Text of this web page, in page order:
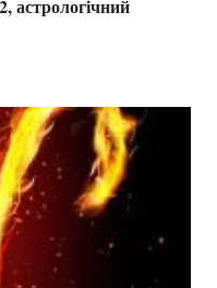
астрологічний